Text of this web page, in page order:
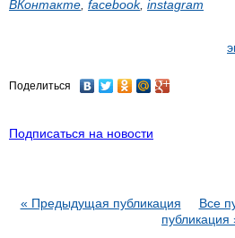
ВКонтакте, facebook, instagram
Поделиться
Подписаться на новости
« Предыдущая публикация Все
публикация